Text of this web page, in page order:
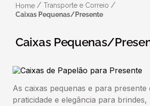
Home / Transporte e Correio /
Caixas Pequenas/Presente
Caixas Pequenas/
As caixas pequenas e para presente
praticidade e elegância para